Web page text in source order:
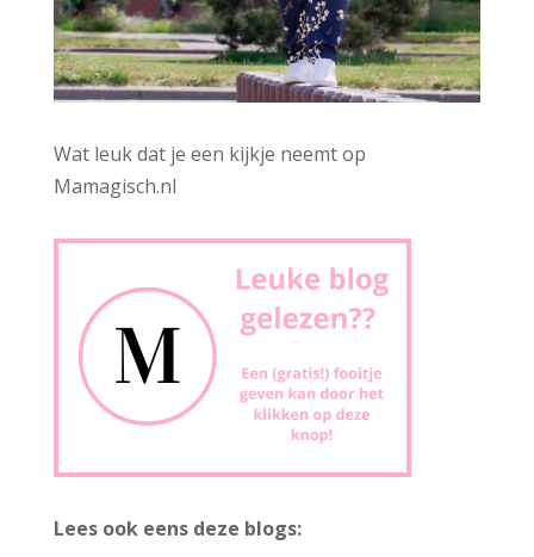
Wat leuk dat je een kijkje neemt op
Mamagisch.nl
Lees ook eens deze blogs: